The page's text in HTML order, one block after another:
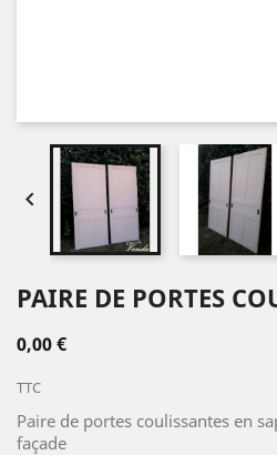

PAIRE DE PORTES
0,00 €
TTC
Paire de portes coulissantes en
façade